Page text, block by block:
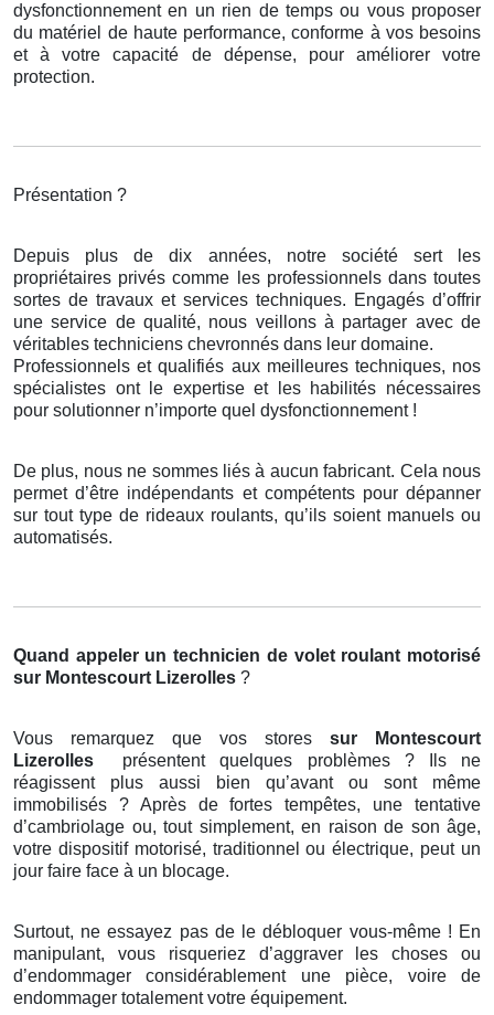
dysfonctionnement en un rien de temps ou vous proposer
du matériel de haute performance, conforme à vos besoins
et à votre capacité de dépense, pour améliorer votre
protection.
Présentation ?
Depuis plus de dix années, notre société sert les
propriétaires privés comme les professionnels dans toutes
sortes de travaux et services techniques. Engagés d’offrir
une service de qualité, nous veillons à partager avec de
véritables techniciens chevronnés dans leur domaine.
Professionnels et qualifiés aux meilleures techniques, nos
spécialistes ont le expertise et les habilités nécessaires
pour solutionner n’importe quel dysfonctionnement !
De plus, nous ne sommes liés à aucun fabricant. Cela nous
permet d’être indépendants et compétents pour dépanner
sur tout type de rideaux roulants, qu’ils soient manuels ou
automatisés.
Quand appeler un technicien de volet roulant motorisé
sur Montescourt Lizerolles ?
Vous remarquez que vos stores sur Montescourt
Lizerolles
présentent quelques problèmes ? Ils ne
réagissent plus aussi bien qu’avant ou sont même
immobilisés ? Après de fortes tempêtes, une tentative
d’cambriolage ou, tout simplement, en raison de son âge,
votre dispositif motorisé, traditionnel ou électrique, peut un
jour faire face à un blocage.
Surtout, ne essayez pas de le débloquer vous-même ! En
manipulant, vous risqueriez d’aggraver les choses ou
d’endommager considérablement une pièce, voire de
endommager totalement votre équipement.